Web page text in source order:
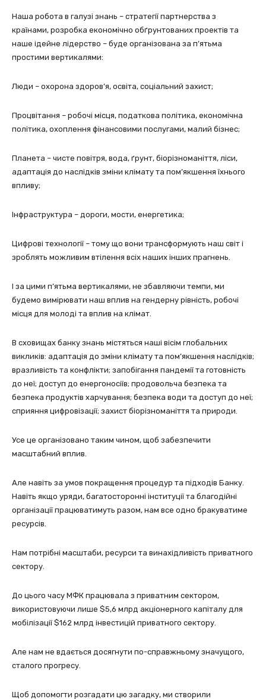
Наша робота в галузі знань – стратегії партнерства з
країнами, розробка економічно обґрунтованих проектів та
наше ідейне лідерство – буде організована за п’ятьма
простими вертикалями:
Люди – охорона здоров’я, освіта, соціальний захист;
Процвітання – робочі місця, податкова політика, економічна
політика, охоплення фінансовими послугами, малий бізнес;
Планета – чисте повітря, вода, ґрунт, біорізноманіття, ліси,
адаптація до наслідків зміни клімату та пом’якшення їхнього
впливу;
Інфраструктура – дороги, мости, енергетика;
Цифрові технології – тому що вони трансформують наш світ і
зроблять можливим втілення всіх наших інших прагнень.
І за цими п’ятьма вертикалями, не збавляючи темпи, ми
будемо вимірювати наш вплив на гендерну рівність, робочі
місця для молоді та вплив на клімат.
В сховищах банку знань містяться наші вісім глобальних
викликів: адаптація до зміни клімату та пом’якшення наслідків;
вразливість та конфлікти; запобігання пандемії та готовність
до неї; доступ до енергоносіїв; продовольча безпека та
безпека продуктів харчування; безпека води та доступ до неї;
сприяння цифровізації; захист біорізноманіття та природи.
Усе це організовано таким чином, щоб забезпечити
масштабний вплив.
Але навіть за умов покращення процедур та підходів Банку.
Навіть якщо уряди, багатосторонні інституції та благодійні
організації працюватимуть разом, нам все одно бракуватиме
ресурсів.
Нам потрібні масштаби, ресурси та винахідливість приватного
сектору.
До цього часу МФК працювала з приватним сектором,
використовуючи лише $5,6 млрд акціонерного капіталу для
мобілізації $162 млрд інвестицій приватного сектору.
Але нам не вдається досягнути по-справжньому значущого,
сталого прогресу.
Щоб допомогти розгадати цю загадку, ми створили